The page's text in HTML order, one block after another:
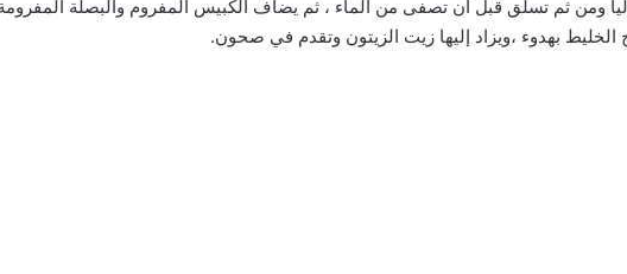
ومن ثم تسلق قبل أن تصفى من الماء ، ثم يضاف الكبيس المفروم والبصلة
بهدوء ،ويزاد إليها زيت الزيتون وتقدم في صحون.